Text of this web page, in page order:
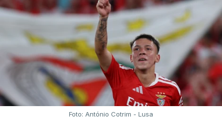
chegada em pelotão compacto à meta, na Avenida
dos Descobrimentos, antecedida por uma curva a
cerca de 500 metros.
Rui Oliveira é seguido, na classificação geral, por
Rafael Reis (Anicolor-Campicarn), a três segundos,
e por Miguel Salgueiro (Tavira-Crédito Agrícola), a
nove, num pelotão com 117 corredores, após a
desistência de Noah Campos (Tavira-Crédito
Foto: António Cotrim - Lusa